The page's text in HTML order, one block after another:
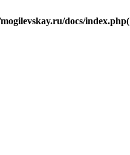
docs/